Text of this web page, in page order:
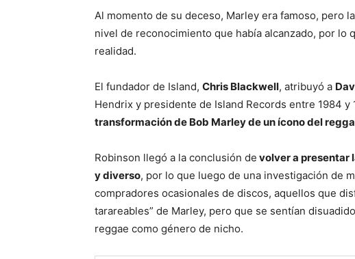
Al momento de su deceso, Marley era famoso, pero
nivel de reconocimiento que había alcanzado, por lo
realidad.
El fundador de Island, Chris Blackwell, atribuyó a
Hendrix y presidente de Island Records entre 1984 y
transformación de Bob Marley de un ícono del
Robinson llegó a la conclusión de volver a presentar
y diverso, por lo que luego de una investigación de
compradores ocasionales de discos, aquellos que
tarareables” de Marley, pero que se sentían
reggae como género de nicho.